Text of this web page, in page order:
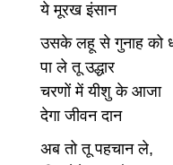
ये मूरख इंसान
उसके लहू से गुनाह को
पा ले तू उद्धार
चरणों में यीशु के आजा
देगा जीवन दान
अब तो तू पहचान ले,